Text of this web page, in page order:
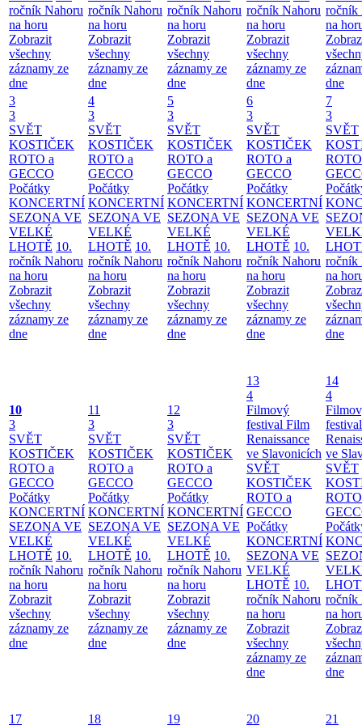
ročník Nahoru
na horu
Zobrazit
všechny
záznamy ze
dne
ročník Nahoru
na horu
Zobrazit
všechny
záznamy ze
dne
ročník Nahoru
na horu
Zobrazit
všechny
záznamy ze
dne
ročník Nahoru
na horu
Zobrazit
všechny
záznamy ze
dne
ročník
na
dne
3
3
SVĚT
KOSTIČEK
ROTO a
GECCO
Počátky
KONCERTNÍ
SEZONA VE
VELKÉ
LHOTĚ 10.
ročník Nahoru
na horu
Zobrazit
všechny
záznamy ze
dne
4
3
SVĚT
KOSTIČEK
ROTO a
GECCO
Počátky
KONCERTNÍ
SEZONA VE
VELKÉ
LHOTĚ 10.
ročník Nahoru
na horu
Zobrazit
všechny
záznamy ze
dne
5
3
SVĚT
KOSTIČEK
ROTO a
GECCO
Počátky
KONCERTNÍ
SEZONA VE
VELKÉ
LHOTĚ 10.
ročník Nahoru
na horu
Zobrazit
všechny
záznamy ze
dne
6
3
SVĚT
KOSTIČEK
ROTO a
GECCO
Počátky
KONCERTNÍ
SEZONA VE
VELKÉ
LHOTĚ 10.
ročník Nahoru
na horu
Zobrazit
všechny
záznamy ze
dne
7
3
SVĚT
ročník
na
dne
10
3
SVĚT
KOSTIČEK
ROTO a
GECCO
Počátky
KONCERTNÍ
SEZONA VE
VELKÉ
LHOTĚ 10.
ročník Nahoru
na horu
Zobrazit
všechny
záznamy ze
dne
11
3
SVĚT
KOSTIČEK
ROTO a
GECCO
Počátky
KONCERTNÍ
SEZONA VE
VELKÉ
LHOTĚ 10.
ročník Nahoru
na horu
Zobrazit
všechny
záznamy ze
dne
12
3
SVĚT
KOSTIČEK
ROTO a
GECCO
Počátky
KONCERTNÍ
SEZONA VE
VELKÉ
LHOTĚ 10.
ročník Nahoru
na horu
Zobrazit
všechny
záznamy ze
dne
13
4
Filmový
festival Film
Renaissance
ve Slavonicích
SVĚT
KOSTIČEK
ROTO a
GECCO
Počátky
KONCERTNÍ
SEZONA VE
VELKÉ
LHOTĚ 10.
ročník Nahoru
na horu
Zobrazit
všechny
záznamy ze
dne
14
4
ve
SVĚT
ročník
na
dne
17
18
19
20
21